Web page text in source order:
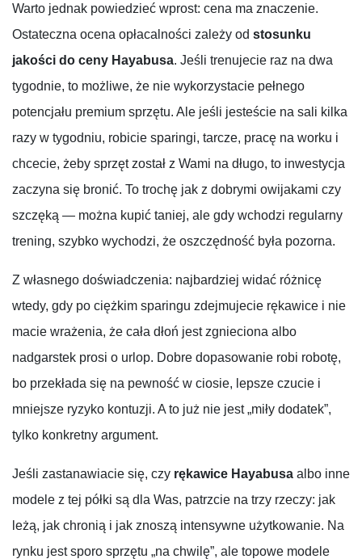
Warto jednak powiedzieć wprost: cena ma znaczenie.
Ostateczna ocena opłacalności zależy od stosunku
jakości do ceny Hayabusa. Jeśli trenujecie raz na dwa
tygodnie, to możliwe, że nie wykorzystacie pełnego
potencjału premium sprzętu. Ale jeśli jesteście na sali kilka
razy w tygodniu, robicie sparingi, tarcze, pracę na worku i
chcecie, żeby sprzęt został z Wami na długo, to inwestycja
zaczyna się bronić. To trochę jak z dobrymi owijakami czy
szczęką — można kupić taniej, ale gdy wchodzi regularny
trening, szybko wychodzi, że oszczędność była pozorna.
Z własnego doświadczenia: najbardziej widać różnicę
wtedy, gdy po ciężkim sparingu zdejmujecie rękawice i nie
macie wrażenia, że cała dłoń jest zgnieciona albo
nadgarstek prosi o urlop. Dobre dopasowanie robi robotę,
bo przekłada się na pewność w ciosie, lepsze czucie i
mniejsze ryzyko kontuzji. A to już nie jest „miły dodatek”,
tylko konkretny argument.
Jeśli zastanawiacie się, czy rękawice Hayabusa albo inne
modele z tej półki są dla Was, patrzcie na trzy rzeczy: jak
leżą, jak chronią i jak znoszą intensywne użytkowanie. Na
rynku jest sporo sprzętu „na chwilę”, ale topowe modele